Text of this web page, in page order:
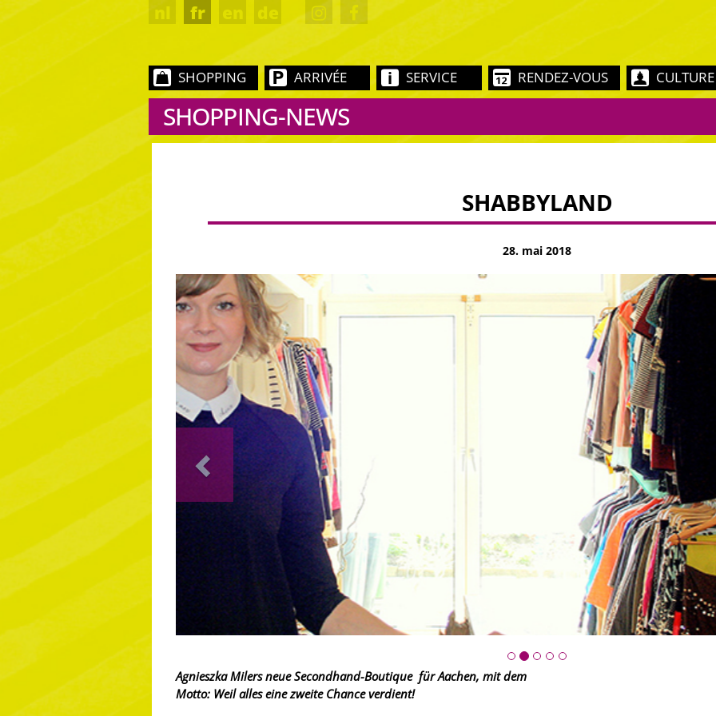
nl fr de
SHOPPING ARRIVÉE SERVICE RENDEZ-VOUS CULTURE
SHOPPING-NEWS
SHABBYLAND
28. mai 2018
Previous
Agnieszka Milers neue Secondhand-Boutique für Aachen, mit dem
Motto: Weil alles eine zweite Chance verdient!